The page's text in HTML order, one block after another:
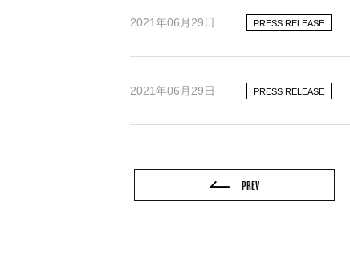
2021年06月29日 PRESS RELEASE
2021年06月29日 PRESS RELEASE
PREV